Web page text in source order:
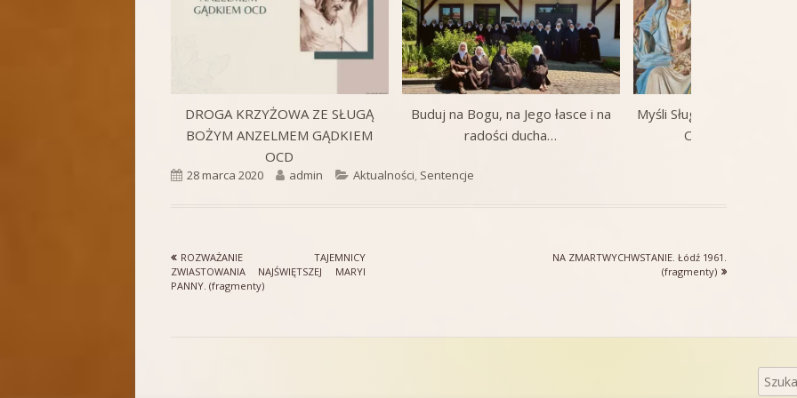
DROGA KRZYŻOWA ZE SŁUGĄ
BOŻYM ANZELMEM GĄDKIEM
OCD
Buduj na Bogu, na Jego łasce i na
radości ducha…
Myśli Sługi Bożego
OCD na lipiec 2026
Opublikowano
28 marca 2020 Autor
admin Kategorie
Aktualności, Sentencje
Nawigacja
wpisu
Poprzedni
artykół
ROZWAŻANIE TAJEMNICY
ZWIASTOWANIA NAJŚWIĘTSZEJ MARYI
PANNY. (fragmenty)
Następny
NA ZMARTWYCHWSTANIE. Łódź 1961.
(fragmenty)
Szukaj: